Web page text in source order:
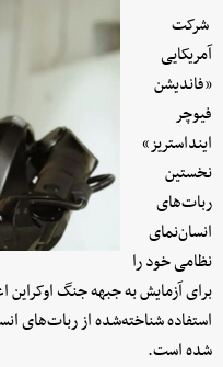
شرکت
آمریکایی
«فاندیشن
فیوچر
اینداستریز»
نخستین
ربات‌های
انسان‌نمای
نظامی خود را
برای آزمایش به جبهه جنگ اوکراین
استفاده شناخته‌شده از ربات‌های
شده است.